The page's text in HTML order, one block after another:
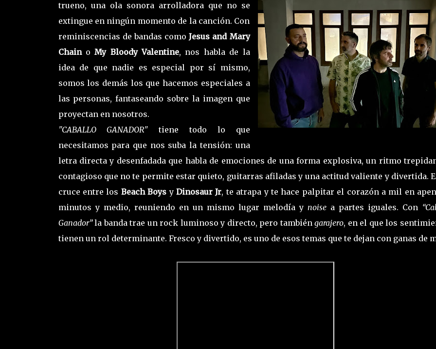
trueno, una ola sonora arrolladora que no se
extingue en ningún momento de la canción. Con
reminiscencias de bandas comoJesus and Mary
ChainoMy Bloody Valentine, nos habla de la
idea de que nadie es especial por sí mismo,
somos los demás los que hacemos especiales a
las personas, fantaseando sobre la imagen que
proyectan en nosotros.
"CABALLO GANADOR"tiene todo lo que
necesitamos para que nos suba la tensión: una
letra directa y desenfadada que habla de emociones de una forma explosiva, un ritmo
contagioso que no te permite estar quieto, guitarras afiladas y una actitud valiente y divertida.
cruce entre los Beach Boysy Dinosaur Jr, te atrapa y te hace palpitar el corazón a mil en
minutos y medio, reuniendo en un mismo lugar melodía ynoise a partes iguales. Con
Ganador”la banda trae un rock luminoso y directo, pero también garajero, en el que los
tienen un rol determinante. Fresco y divertido, es uno de esos temas que te dejan con ganas de